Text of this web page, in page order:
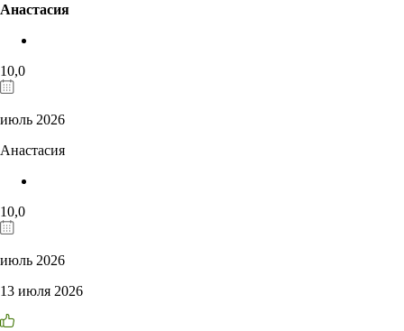
Анастасия
10,0
июль 2026
Анастасия
10,0
июль 2026
13 июля 2026